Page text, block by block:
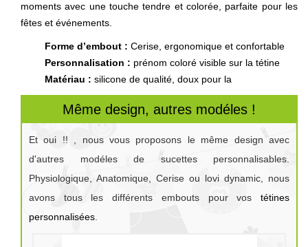
moments avec une touche tendre et colorée, parfaite pour les
fêtes et événements.
Forme d’embout : Cerise, ergonomique et confortable
Personnalisation : prénom coloré visible sur la tétine
Matériau : silicone de qualité, doux pour la
Même design, autres modéles !
Et oui !! , nous vous proposons le même design avec
d'autres modéles de sucettes personnalisables.
Physiologique, Anatomique, Cerise ou lovi dynamic, nous
avons tous les différents embouts pour vos tétines
personnalisées